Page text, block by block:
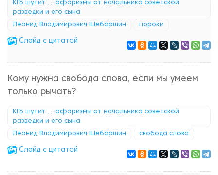
КГБ шутит ...: афоризмы от начальника советской
разведки и его сына
Леонид Владимирович Шебаршин пороки
Cлайд с цитатой
Кому нужна свобода слова, если мы умеем
только рычать?
КГБ шутит ...: афоризмы от начальника советской
разведки и его сына
Леонид Владимирович Шебаршин свобода слова
Cлайд с цитатой